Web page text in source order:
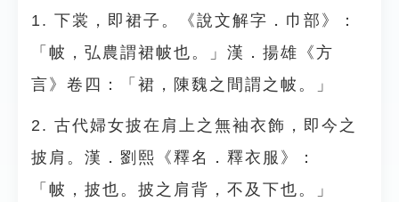
1. 下裳，即裙子。《說文解字．巾部》：
「帔，弘農謂裙帔也。」漢．揚雄《方
言》卷四：「裙，陳魏之間謂之帔。」
2. 古代婦女披在肩上之無袖衣飾，即今之
披肩。漢．劉熙《釋名．釋衣服》：
「帔，披也。披之肩背，不及下也。」